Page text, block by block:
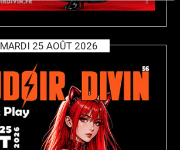
MARDI 25 AOÛT 2026